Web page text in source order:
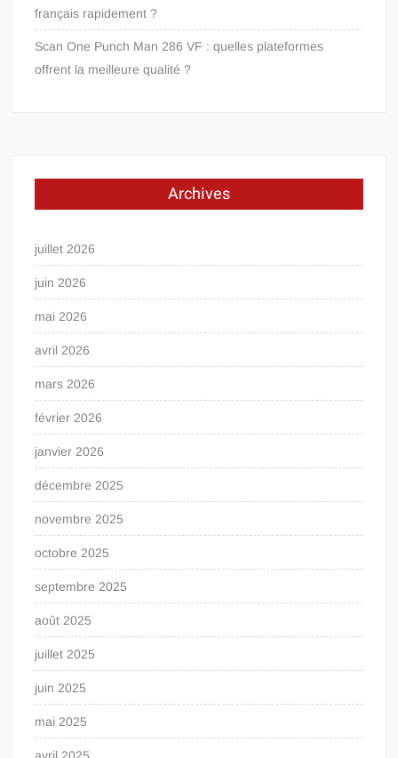
français rapidement ?
Scan One Punch Man 286 VF : quelles plateformes
offrent la meilleure qualité ?
Archives
juillet 2026
juin 2026
mai 2026
avril 2026
mars 2026
février 2026
janvier 2026
décembre 2025
novembre 2025
octobre 2025
septembre 2025
août 2025
juillet 2025
juin 2025
mai 2025